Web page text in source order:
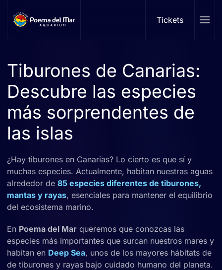
Skip to main content Tickets
Tiburones de Canarias:
Descubre las especies
más sorprendentes de
las islas
¿Hay tiburones en Canarias? Lo cierto es que sí y
muchas especies. Actualmente, habitan nuestras aguas
alrededor de 85 especies diferentes de tiburones,
mantas y rayas, esenciales para mantener el equilibrio
del ecosistema marino.
En Poema del Mar queremos que conozcas las
especies más importantes que surcan nuestros mares y
habitan en Deep Sea, unos de los mayores hábitats de
de tiburones y rayas bajo cuidado humano del planeta.